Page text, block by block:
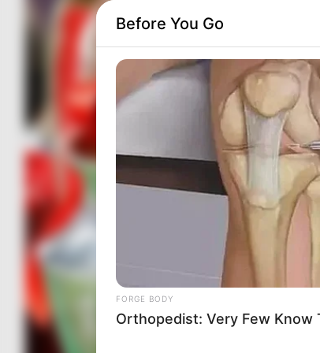
Before You Go
FORGE BODY
Orthopedist: Very Few